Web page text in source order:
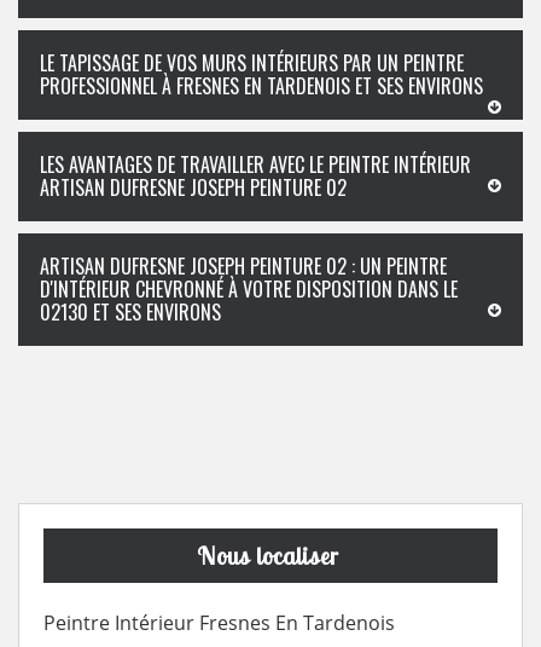
LE TAPISSAGE DE VOS MURS INTÉRIEURS PAR UN PEINTRE
PROFESSIONNEL À FRESNES EN TARDENOIS ET SES ENVIRONS
LES AVANTAGES DE TRAVAILLER AVEC LE PEINTRE INTÉRIEUR
ARTISAN DUFRESNE JOSEPH PEINTURE 02
ARTISAN DUFRESNE JOSEPH PEINTURE 02 : UN PEINTRE
D'INTÉRIEUR CHEVRONNÉ À VOTRE DISPOSITION DANS LE
02130 ET SES ENVIRONS
Nous localiser
Peintre Intérieur Fresnes En Tardenois